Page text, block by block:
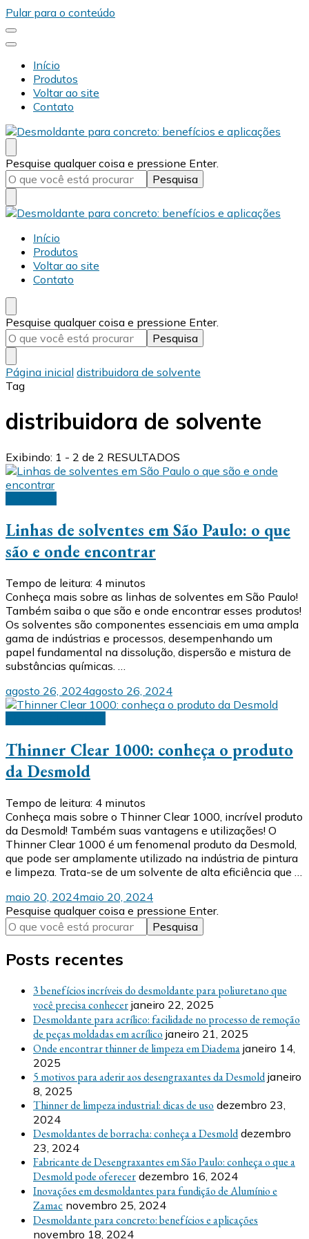
Pular para o conteúdo
Início
Produtos
Voltar ao site
Contato
Desmold
Blog Desmold
Procurando
algo?
Pesquise qualquer coisa e pressione Enter.
Desmold
Blog Desmold
Início
Produtos
Voltar ao site
Contato
Procurando
algo?
Pesquise qualquer coisa e pressione Enter.
Página inicial distribuidora de solvente
Tag
distribuidora de solvente
Exibindo: 1 - 2 de 2 RESULTADOS
Linhas de solventes em São Paulo: o que
são e onde encontrar
Tempo de leitura: 4 minutos
Conheça mais sobre as linhas de solventes em São Paulo!
Também saiba o que são e onde encontrar esses produtos!
Os solventes são componentes essenciais em uma ampla
gama de indústrias e processos, desempenhando um
papel fundamental na dissolução, dispersão e mistura de
substâncias químicas. …
agosto 26, 2024agosto 26, 2024
Thinner Clear 1000: conheça o produto
da Desmold
Tempo de leitura: 4 minutos
Conheça mais sobre o Thinner Clear 1000, incrível produto
da Desmold! Também suas vantagens e utilizações! O
Thinner Clear 1000 é um fenomenal produto da Desmold,
que pode ser amplamente utilizado na indústria de pintura
e limpeza. Trata-se de um solvente de alta eficiência que …
maio 20, 2024maio 20, 2024
Procurando
algo?
Pesquise qualquer coisa e pressione Enter.
Posts recentes
3 benefícios incríveis do desmoldante para poliuretano que
você precisa conhecer janeiro 22, 2025
Desmoldante para acrílico: facilidade no processo de remoção
de peças moldadas em acrílico janeiro 21, 2025
Onde encontrar thinner de limpeza em Diadema janeiro 14,
2025
5 motivos para aderir aos desengraxantes da Desmold janeiro
8, 2025
Thinner de limpeza industrial: dicas de uso dezembro 23,
2024
Desmoldantes de borracha: conheça a Desmold dezembro
23, 2024
Fabricante de Desengraxantes em São Paulo: conheça o que a
Desmold pode oferecer dezembro 16, 2024
Inovações em desmoldantes para fundição de Alumínio e
Zamac novembro 25, 2024
Desmoldante para concreto: benefícios e aplicações
novembro 18, 2024